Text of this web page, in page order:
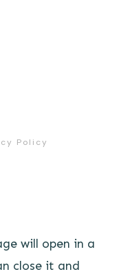
Policy
will open in a
close it and